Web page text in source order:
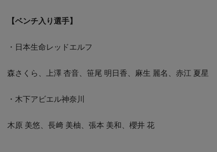
【ベンチ入り選手】
・日本生命レッドエルフ
森さくら、上澤 杏音、笹尾 明日香、麻生 麗名、赤江 夏星
・木下アビエル神奈川
木原 美悠、長﨑 美柚、張本 美和、櫻井 花